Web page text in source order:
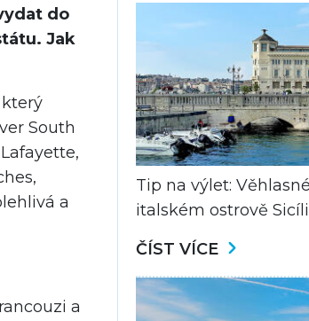
do
Jak
který
South
a
a
Tip na výlet:
italském ostrově
ČÍST VÍCE